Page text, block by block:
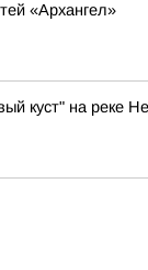
«Архангел»
куст" на реке